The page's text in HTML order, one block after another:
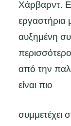
Χάρβαρντ.
αυξημένη
από την
είναι πιο
συμμετέχει